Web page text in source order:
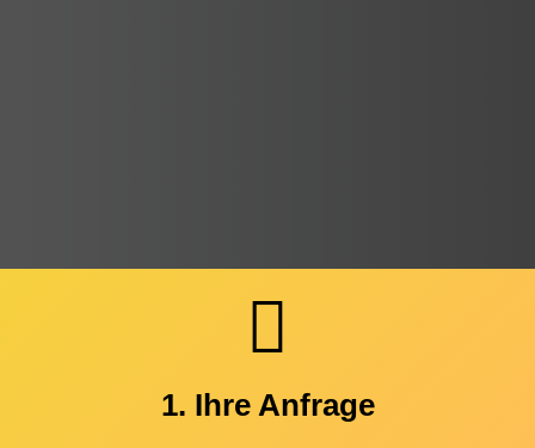
1. Ihre Anfrage